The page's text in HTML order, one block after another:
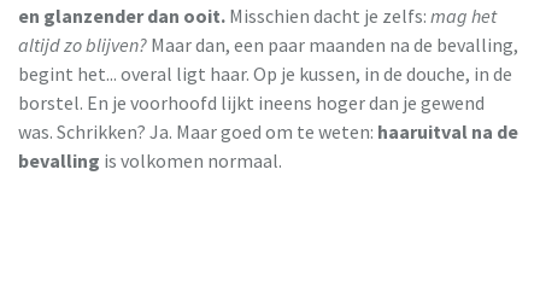
en glanzender dan ooit. Misschien dacht je zelfs: mag het
altijd zo blijven? Maar dan, een paar maanden na de bevalling,
begint het... overal ligt haar. Op je kussen, in de douche, in de
borstel. En je voorhoofd lijkt ineens hoger dan je gewend
was. Schrikken? Ja. Maar goed om te weten: haaruitval na de
bevalling is volkomen normaal.